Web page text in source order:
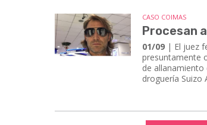
CASO COIMAS
Procesan
01/09 | El juez
presuntamente
de allanamiento
droguería Suizo